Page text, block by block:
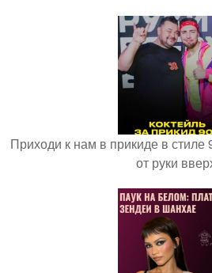
Приходи к нам в прикиде в стиле
от руки